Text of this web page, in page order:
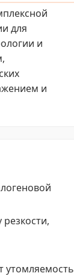
для
и
и
утомляемость